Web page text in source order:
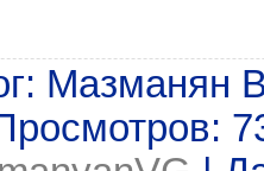
Мазманян